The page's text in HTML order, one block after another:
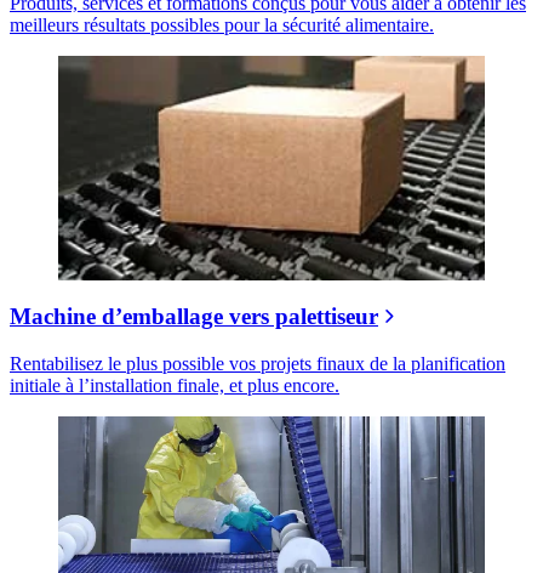
meilleurs résultats possibles pour la sécurité alimentaire.
Machine d’emballage vers palettiseur
Rentabilisez le plus possible vos projets finaux de la planification
initiale à l’installation finale, et plus encore.